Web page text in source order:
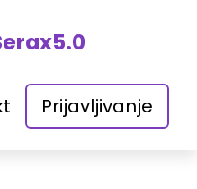
Prijavljivanje